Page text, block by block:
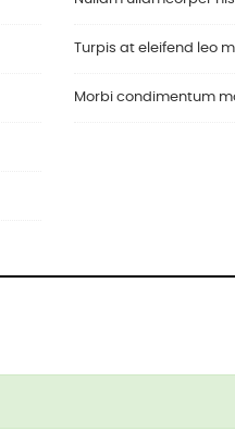
Turpis at eleifend leo
Morbi condimentum